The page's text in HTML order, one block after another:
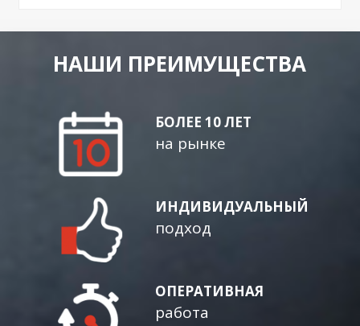
НАШИ ПРЕИМУЩЕСТВА
БОЛЕЕ 10 ЛЕТ
на рынке
ИНДИВИДУАЛЬНЫЙ
подход
ОПЕРАТИВНАЯ
работа